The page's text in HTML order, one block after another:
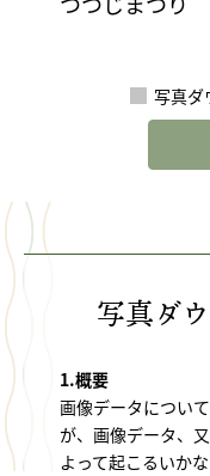
写真ダ
写真ダ
1.概要
画像データについ
が、画像データ、
よって起こるいか